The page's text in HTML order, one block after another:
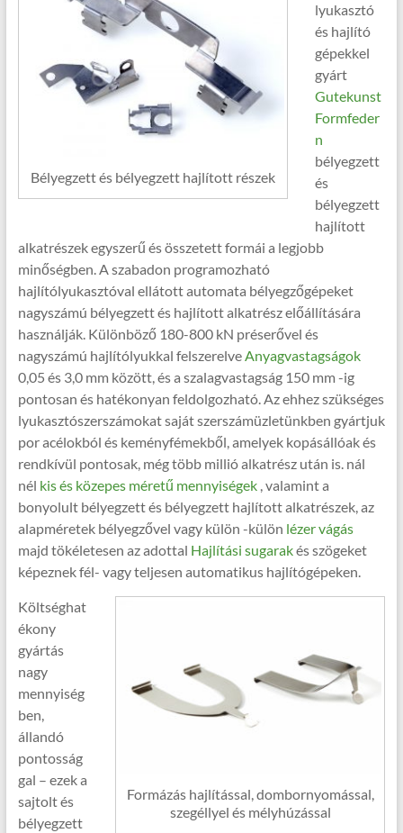
Bélyegzett és bélyegzett hajlított részek
lyukasztó
és hajlító
gépekkel
gyárt
Gutekunst
Formfeder
n
bélyegzett
és
bélyegzett
hajlított
alkatrészek egyszerű és összetett formái a legjobb
minőségben. A szabadon programozható
hajlítólyukasztóval ellátott automata bélyegzőgépeket
nagyszámú bélyegzett és hajlított alkatrész előállítására
használják. Különböző 180-800 kN préserővel és
nagyszámú hajlítólyukkal felszerelveAnyagvastagságok
0,05 és 3,0 mm között, és a szalagvastagság 150 mm -ig
pontosan és hatékonyan feldolgozható. Az ehhez szükséges
lyukasztószerszámokat saját szerszámüzletünkben gyártjuk
por acélokból és keményfémekből, amelyek kopásállóak és
rendkívül pontosak, még több millió alkatrész után is. nál
nél kis és közepes méretű mennyiségek, valamint a
bonyolult bélyegzett és bélyegzett hajlított alkatrészek, az
alapméretek bélyegzővel vagy külön -külön lézer vágás
majd tökéletesen az adottal Hajlítási sugarakés szögeket
képeznek fél- vagy teljesen automatikus hajlítógépeken.
Formázás hajlítással, dombornyomással,
szegéllyel és mélyhúzással
Költséghat
ékony
gyártás
nagy
mennyiség
ben,
állandó
pontosság
gal – ezek a
sajtolt és
bélyegzett